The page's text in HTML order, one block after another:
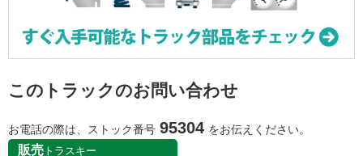
このトラックのお問い合わせ
お電話の際は、ストック番号 95304 をお伝えください。
販売 トラスキー